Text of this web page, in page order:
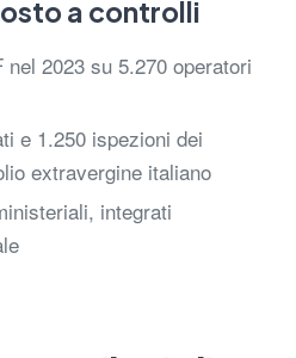
a controlli
2023 su 5.270 operatori
e 1.250 ispezioni dei
extravergine italiano
integrati